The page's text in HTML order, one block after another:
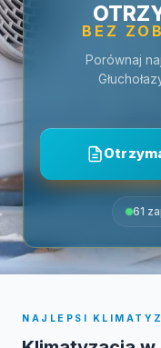
BEZ
Porównaj
61
NAJLEPSI